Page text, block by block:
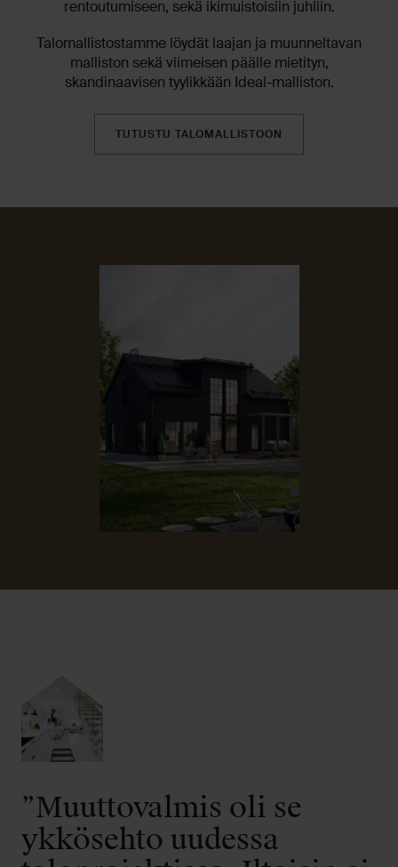
rentoutumiseen, sekä ikimuistoisiin juhliin.
Talomallistostamme löydät laajan ja muunneltavan
malliston sekä viimeisen päälle mietityn,
skandinaavisen tyylikkään Ideal-malliston.
TUTUSTU TALOMALLISTOON
”Muuttovalmis oli se
ykkösehto uudessa